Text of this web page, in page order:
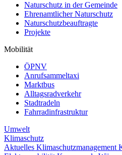
Naturschutz in der Gemeinde
Ehrenamtlicher Naturschutz
Naturschutzbeauftragte
Projekte
Mobilität
ÖPNV
Anrufsammeltaxi
Marktbus
Alltagsradverkehr
Stadtradeln
Fahrradinfrastruktur
Umwelt
Klimaschutz
Aktuelles Klimaschutzmanagement